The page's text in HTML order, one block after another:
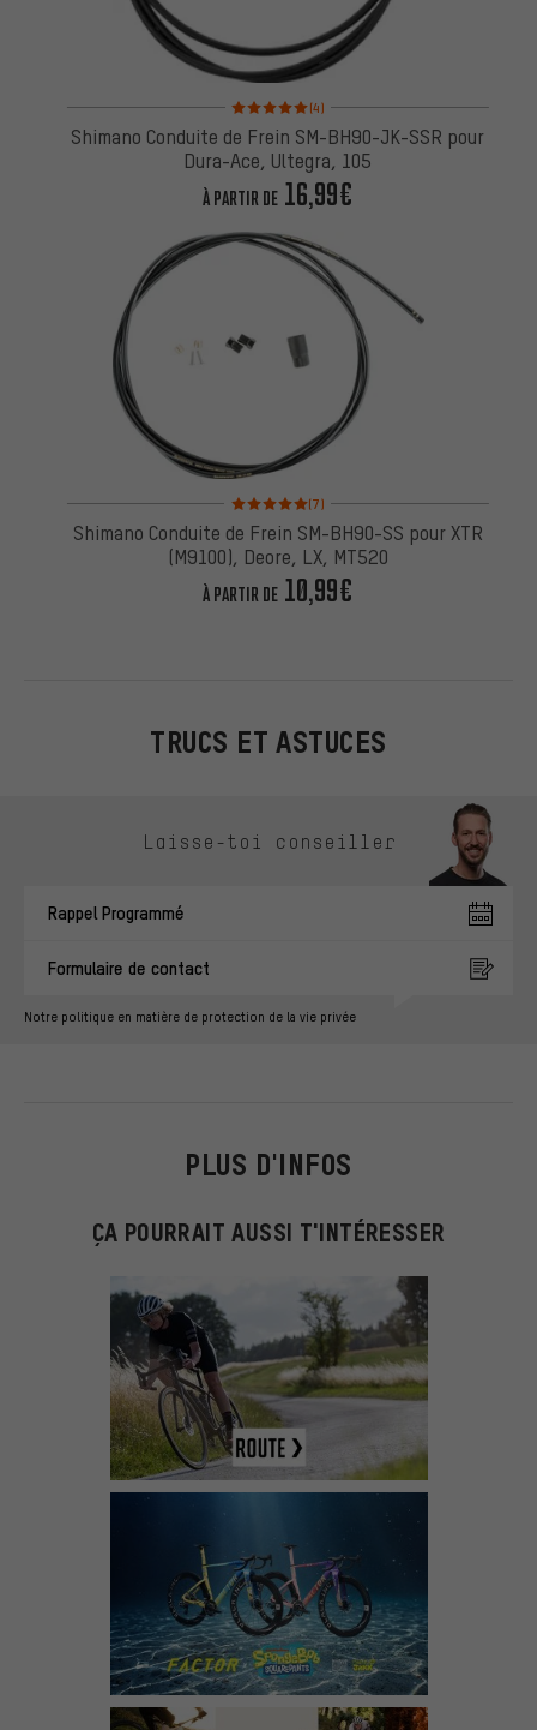
Note moyenne : 5 sur 5 d'après 4 avis
(4)
Shimano Conduite de Frein SM-BH90-JK-SSR pour
Dura-Ace, Ultegra, 105
À PARTIR DE16,99€
Note moyenne : 5 sur 5 d'après 7 avis
(7)
Shimano Conduite de Frein SM-BH90-SS pour XTR
(M9100), Deore, LX, MT520
À PARTIR DE10,99€
TRUCS ET ASTUCES
Laisse-toi conseiller
Rappel Programmé
Formulaire de contact
Notre politique en matière de protection de la vie privée
PLUS D'INFOS
ÇA POURRAIT AUSSI T'INTÉRESSER